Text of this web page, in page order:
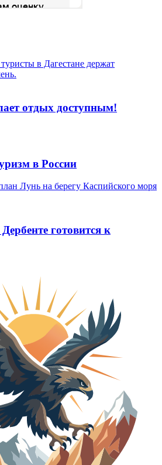
отдых доступным!
в России
готовится к